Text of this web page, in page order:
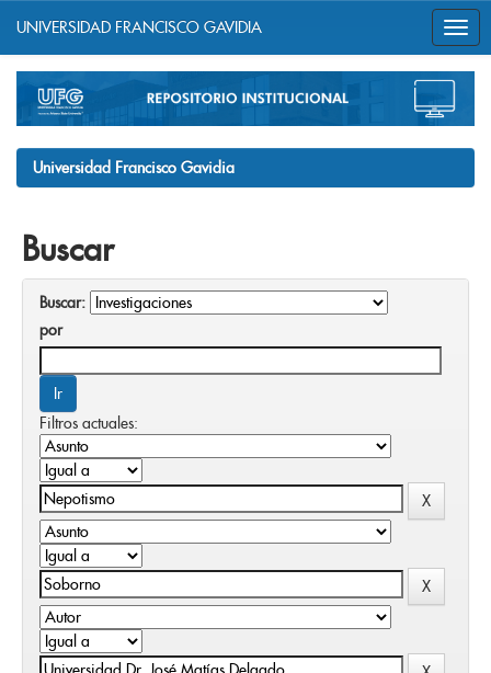
navigation
UNIVERSIDAD FRANCISCO GAVIDIA
Universidad Francisco Gavidia
Buscar
Buscar:
por
Filtros actuales: